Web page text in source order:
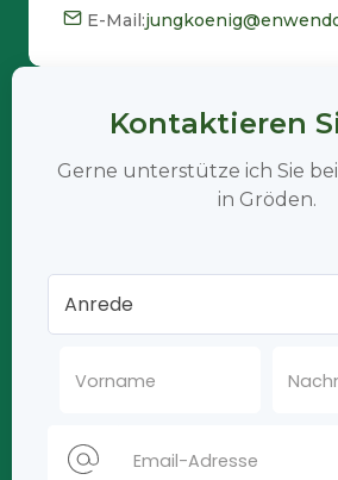
E-Mail:
Kontaktieren
Gerne unterstütze ich Sie
in Gröden.